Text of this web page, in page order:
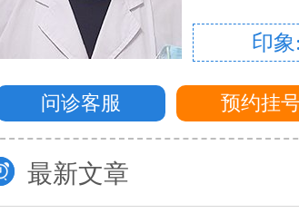
印
问诊客服 预约挂
最新文章